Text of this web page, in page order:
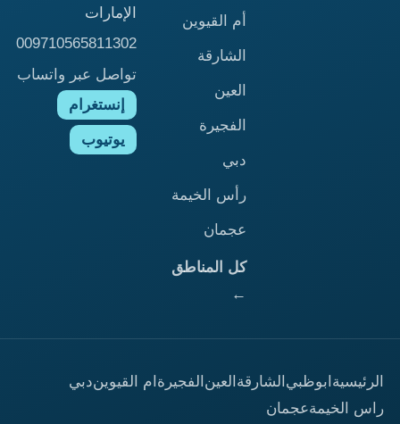
أم القيوين
الشارقة
العين
الفجيرة
دبي
رأس الخيمة
عجمان
كل المناطق
←
الإمارات
009710565811302
تواصل عبر واتساب
إنستغرام
يوتيوب
الرئيسية ابوظبي الشارقة العين الفجيرة ام القيويندبي
راس الخيمةعجمان